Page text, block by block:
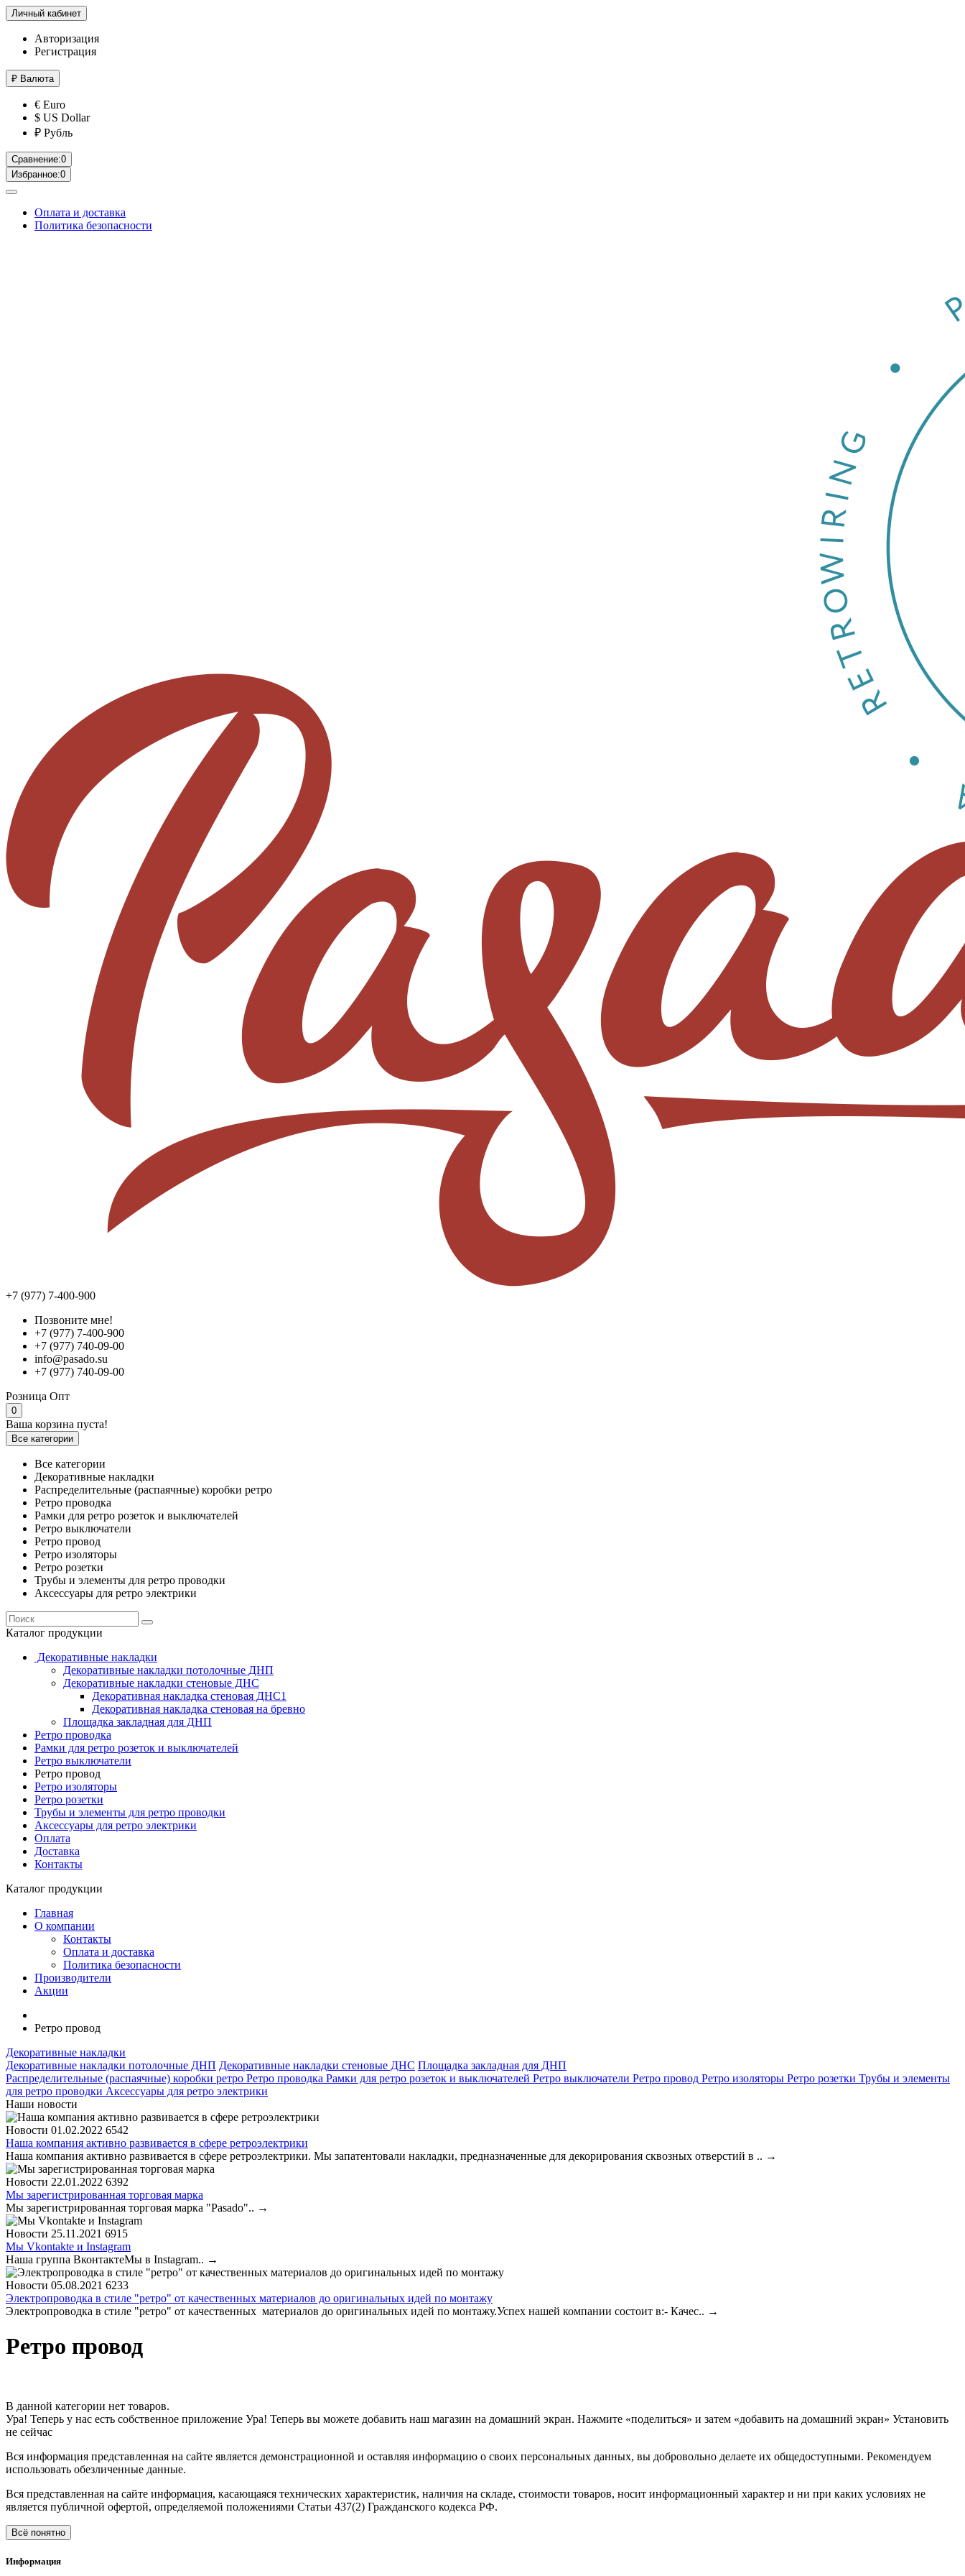
Личный кабинет
Авторизация
Регистрация
₽ Валюта
€ Euro
$ US Dollar
₽ Рубль
Сравнение:0
Избранное:0
Оплата и доставка
Политика безопасности
+7 (977) 7-400-900
Позвоните мне!
+7 (977) 7-400-900
+7 (977) 740-09-00
info@pasado.su
+7 (977) 740-09-00
Розница Опт
0
Ваша корзина пуста!
Все категории
Все категории
Декоративные накладки
Распределительные (распаячные) коробки ретро
Ретро проводка
Рамки для ретро розеток и выключателей
Ретро выключатели
Ретро провод
Ретро изоляторы
Ретро розетки
Трубы и элементы для ретро проводки
Аксессуары для ретро электрики
Каталог продукции
Декоративные накладки
Декоративные накладки потолочные ДНП
Декоративные накладки стеновые ДНС
Декоративная накладка стеновая ДНС1
Декоративная накладка стеновая на бревно
Площадка закладная для ДНП
Ретро проводка
Рамки для ретро розеток и выключателей
Ретро выключатели
Ретро провод
Ретро изоляторы
Ретро розетки
Трубы и элементы для ретро проводки
Аксессуары для ретро электрики
Оплата
Доставка
Контакты
Каталог продукции
Главная
О компании
Контакты
Оплата и доставка
Политика безопасности
Производители
Акции
Ретро провод
Декоративные накладки
Декоративные накладки потолочные ДНП Декоративные накладки стеновые ДНС Площадка закладная для ДНП
Распределительные (распаячные) коробки ретро Ретро проводка Рамки для ретро розеток и выключателей Ретро выключатели Ретро провод Ретро изоляторы Ретро розетки Трубы и элементы
для ретро проводки Аксессуары для ретро электрики
Наши новости
Новости 01.02.2022 6542
Наша компания активно развивается в сфере ретроэлектрики
Наша компания активно развивается в сфере ретроэлектрики. Мы запатентовали накладки, предназначенные для декорирования сквозных отверстий в .. →
Новости 22.01.2022 6392
Мы зарегистрированная торговая марка
Мы зарегистрированная торговая марка "Pasado".. →
Новости 25.11.2021 6915
Мы Vkontakte и Instagram
Наша группа ВконтактеМы в Instagram.. →
Новости 05.08.2021 6233
Электропроводка в стиле "ретро" от качественных материалов до оригинальных идей по монтажу
Электропроводка в стиле "ретро" от качественных материалов до оригинальных идей по монтажу.Успех нашей компании состоит в:- Качес.. →
Ретро провод
В данной категории нет товаров.
Ура! Теперь у нас есть собственное приложение Ура! Теперь вы можете добавить наш магазин на домашний экран. Нажмите «поделиться» и затем «добавить на домашний экран» Установить
не сейчас
Вся информация представленная на сайте является демонстрационной и оставляя информацию о своих персональных данных, вы добровольно делаете их общедоступными. Рекомендуем
использовать обезличенные данные.
Вся представленная на сайте информация, касающаяся технических характеристик, наличия на складе, стоимости товаров, носит информационный характер и ни при каких условиях не
является публичной офертой, определяемой положениями Статьи 437(2) Гражданского кодекса РФ.
Всё понятно
Информация